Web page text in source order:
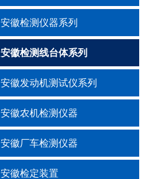
安徽检测仪器系列
安徽检测线台体系列
安徽发动机测试仪系列
安徽农机检测仪器
安徽厂车检测仪器
安徽检定装置